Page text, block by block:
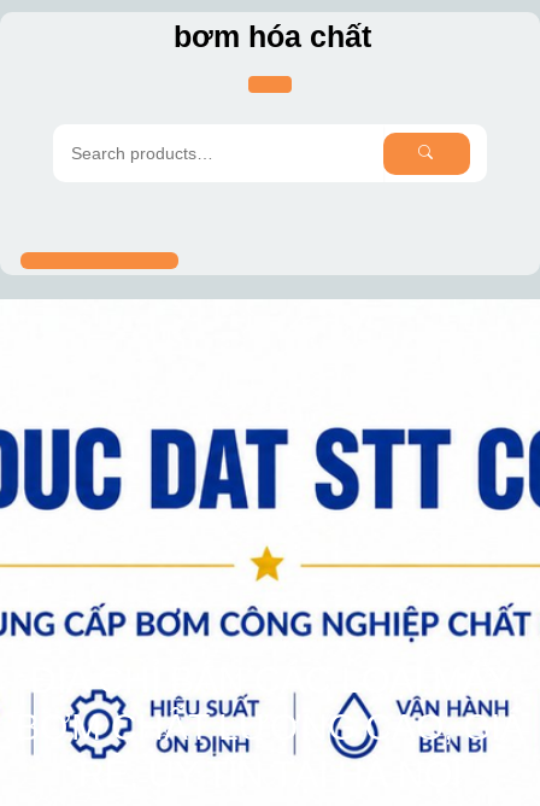
Skip
bơm hóa chất
SEARCH
ĐỊA CHỈ BÁN CÁC LOẠI MÁY
BƠM CHẤT LƯỢNG CAO, GIÁ
RẺ, UY TÍN TẠI HÀ NỘI